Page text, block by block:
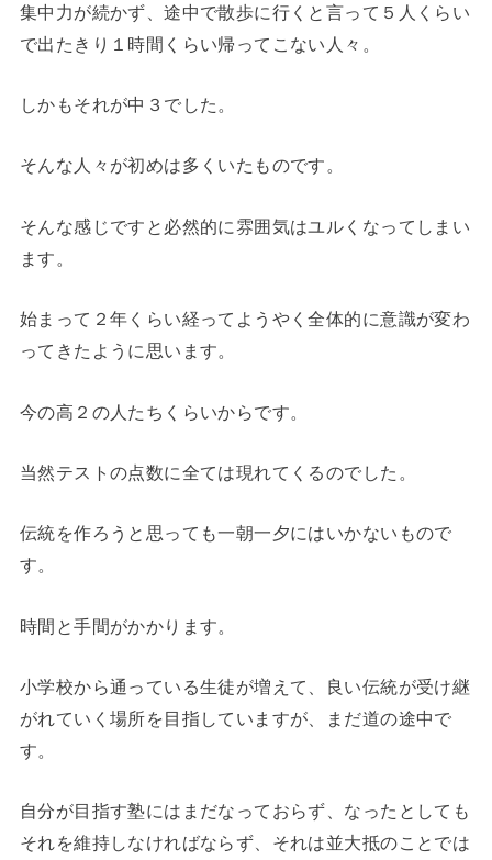
集中力が続かず、途中で散歩に行くと言って５人くらい
で出たきり１時間くらい帰ってこない人々。
しかもそれが中３でした。
そんな人々が初めは多くいたものです。
そんな感じですと必然的に雰囲気はユルくなってしまい
ます。
始まって２年くらい経ってようやく全体的に意識が変わ
ってきたように思います。
今の高２の人たちくらいからです。
当然テストの点数に全ては現れてくるのでした。
伝統を作ろうと思っても一朝一夕にはいかないもので
す。
時間と手間がかかります。
小学校から通っている生徒が増えて、良い伝統が受け継
がれていく場所を目指していますが、まだ道の途中で
す。
自分が目指す塾にはまだなっておらず、なったとしても
それを維持しなければならず、それは並大抵のことでは